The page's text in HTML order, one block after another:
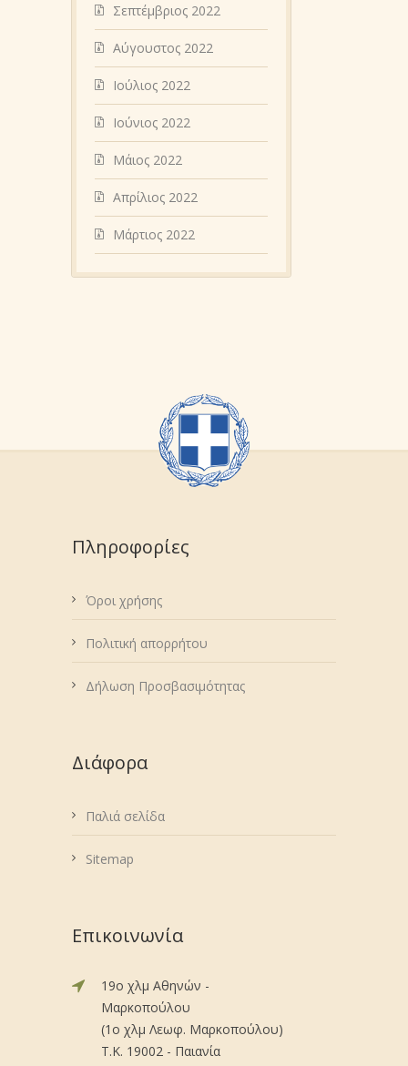
Σεπτέμβριος 2022
Αύγουστος 2022
Ιούλιος 2022
Ιούνιος 2022
Μάιος 2022
Απρίλιος 2022
Μάρτιος 2022
Πληροφορίες
Όροι χρήσης
Πολιτική απορρήτου
Δήλωση Προσβασιμότητας
Διάφορα
Παλιά σελίδα
Sitemap
Επικοινωνία
19ο χλμ Αθηνών -
Μαρκοπούλου
(1ο χλμ Λεωφ. Μαρκοπούλου)
Τ.Κ. 19002 - Παιανία